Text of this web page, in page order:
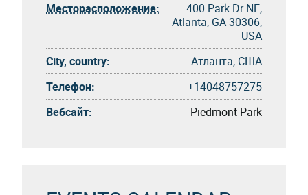
Месторасположение:
400 Park Dr NE,
Atlanta, GA 30306,
USA
City, country:
Атланта, США
Телефон:
+14048757275
Вебсайт:
Piedmont Park